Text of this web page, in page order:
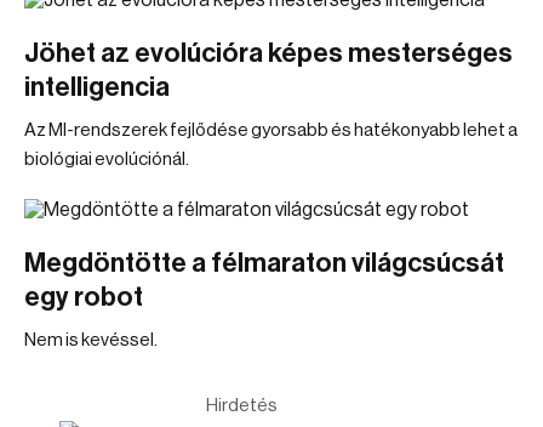
Jöhet az evolúcióra képes mesterséges
intelligencia
Az MI-rendszerek fejlődése gyorsabb és hatékonyabb lehet a
biológiai evolúciónál.
Megdöntötte a félmaraton világcsúcsát
egy robot
Nem is kevéssel.
Hirdetés